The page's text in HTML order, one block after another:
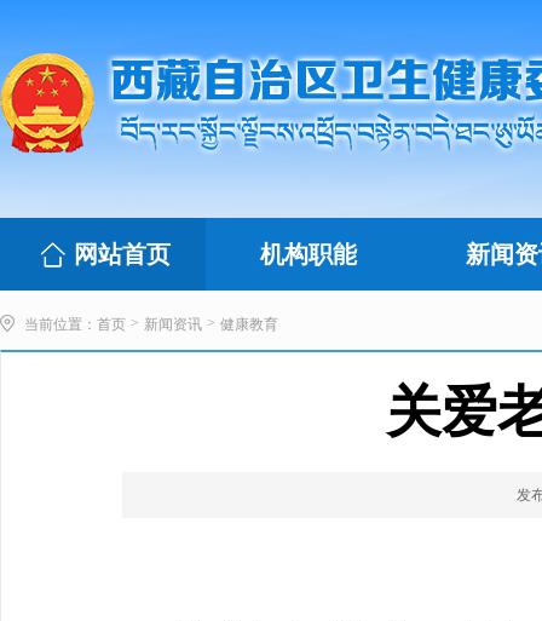
网站首页 机构职能 新闻
当前位置： 首页 > 新闻资讯 > 健康教育
关爱
发